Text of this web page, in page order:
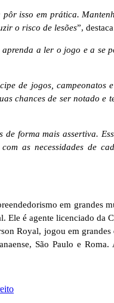
isso em prática.
o risco de lesões”, destaca
a ler o jogo e a se
de jogos, campeonatos
chances de ser notado e
forma mais assertiva.
as necessidades de
em grandes
é agente licenciado
Royal, jogou em
São Paulo e